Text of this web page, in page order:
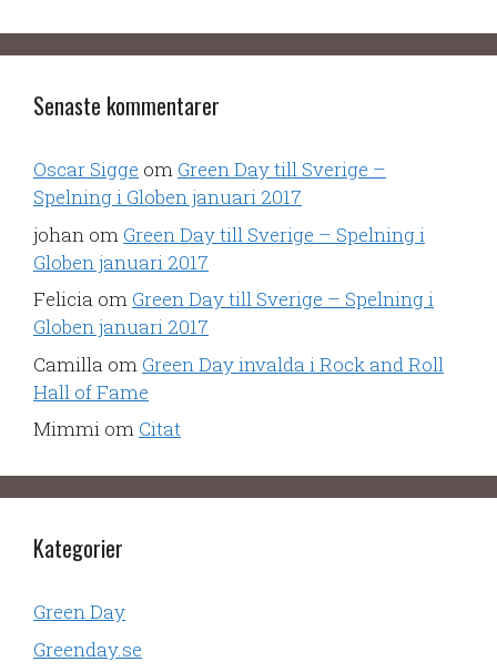
Senaste kommentarer
Oscar Sigge om Green Day till Sverige –
Spelning i Globen januari 2017
johan om Green Day till Sverige – Spelning i
Globen januari 2017
Felicia om Green Day till Sverige – Spelning i
Globen januari 2017
Camilla om Green Day invalda i Rock and Roll
Hall of Fame
Mimmi om Citat
Kategorier
Green Day
Greenday.se